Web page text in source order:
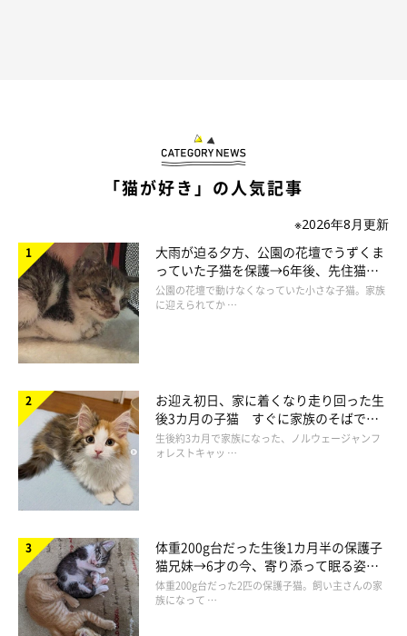
「猫が好き」の人気記事
※2026年8月更新
大雨が迫る夕方、公園の花壇でうずくま
っていた子猫を保護→6年後、先住猫
と“姉妹”のような関係に
公園の花壇で動けなくなっていた小さな子猫。家族
に迎えられてか …
お迎え初日、家に着くなり走り回った生
後3カ月の子猫 すぐに家族のそばで落
ち着く姿に「迎えてよかった」
生後約3カ月で家族になった、ノルウェージャンフ
ォレストキャッ …
体重200g台だった生後1カ月半の保護子
猫兄妹→6才の今、寄り添って眠る姿に
ほっこり！
体重200g台だった2匹の保護子猫。飼い主さんの家
族になって …